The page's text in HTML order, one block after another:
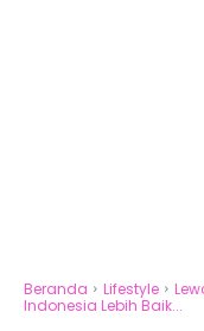
Beranda Lifestyle
Indonesia Lebih Baik...